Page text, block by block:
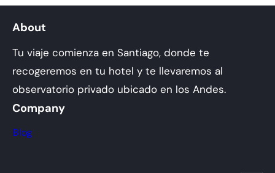
About
Tu viaje comienza en Santiago, donde te
recogeremos en tu hotel y te llevaremos al
observatorio privado ubicado en los Andes.
Company
Blog